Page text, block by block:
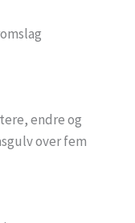
endre og
over fem